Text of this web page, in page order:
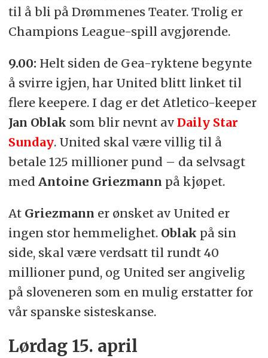
til å bli på Drømmenes Teater. Trolig er
Champions League-spill avgjørende.
9.00: Helt siden de Gea-ryktene begynte
å svirre igjen, har United blitt linket til
flere keepere. I dag er det Atletico-keeper
Jan Oblak som blir nevnt av Daily Star
Sunday. United skal være villig til å
betale 125 millioner pund – da selvsagt
med Antoine Griezmann på kjøpet.
At Griezmann er ønsket av United er
ingen stor hemmelighet. Oblak på sin
side, skal være verdsatt til rundt 40
millioner pund, og United ser angivelig
på sloveneren som en mulig erstatter for
vår spanske sisteskanse.
Lørdag 15. april